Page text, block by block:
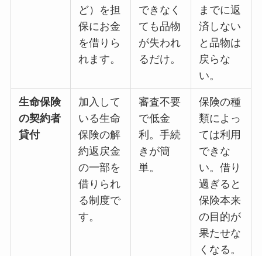
ど）を担
保にお金
を借りら
れます。
できなく
ても品物
が失われ
るだけ。
までに返
済しない
と品物は
戻らな
い。
生命保険
の契約者
貸付
加入して
いる生命
保険の解
約返戻金
の一部を
借りられ
る制度で
す。
審査不要
で低金
利。手続
きが簡
単。
保険の種
類によっ
ては利用
できな
い。借り
過ぎると
保険本来
の目的が
果たせな
くなる。